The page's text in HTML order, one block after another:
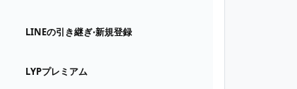
LINEの引き継ぎ⋅新規登録
LYPプレミアム